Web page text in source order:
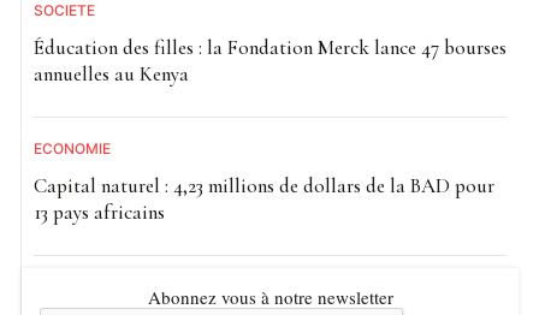
SOCIETE
Éducation des filles : la Fondation Merck lance 47 bourses
annuelles au Kenya
ECONOMIE
Capital naturel : 4,23 millions de dollars de la BAD pour
13 pays africains
Abonnez vous à notre newsletter